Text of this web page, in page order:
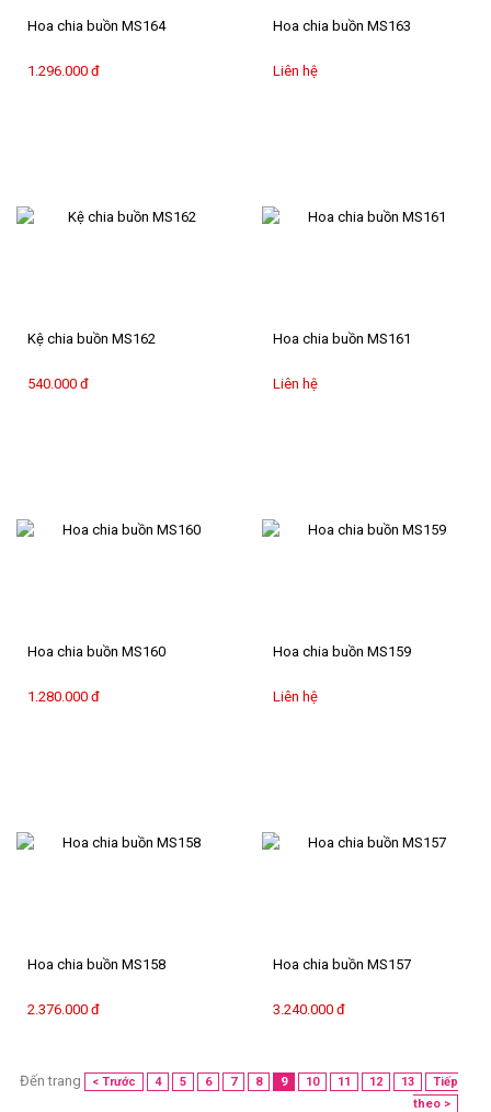
Hoa chia buồn MS164
1.296.000 đ
Hoa chia buồn MS163
Liên hệ
Kệ chia buồn MS162
540.000 đ
Hoa chia buồn MS161
Liên hệ
Hoa chia buồn MS160
1.280.000 đ
Hoa chia buồn MS159
Liên hệ
Hoa chia buồn MS158
2.376.000 đ
Hoa chia buồn MS157
3.240.000 đ
Đến trang < Trước 4 5 6 7 8 9 10 11 12 13
Tiếp
theo >